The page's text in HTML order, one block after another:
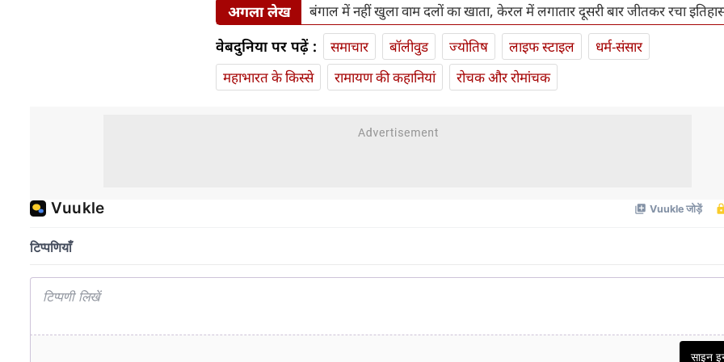
अगला लेख बंगाल में नहीं खुला वाम दलों का खाता, केरल में लगातार दूसरी बार जीतकर रचा
वेबदुनिया पर पढ़ें : समाचार बॉलीवुड ज्योतिष लाइफ स्‍टाइल
धर्म-संसार
महाभारत के किस्से
रामायण की कहानियां रोचक और रोमांचक